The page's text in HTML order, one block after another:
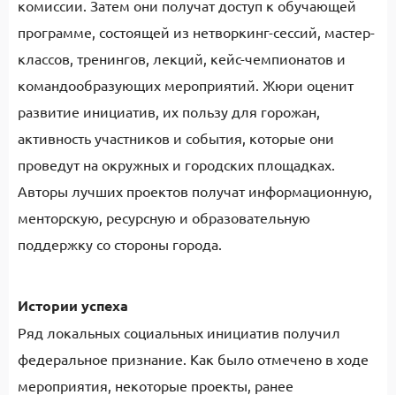
комиссии. Затем они получатдоступ к обучающей
программе, состоящей из нетворкинг-сессий, мастер-
классов, тренингов, лекций, кейс-чемпионатов и
командообразующих мероприятий. Жюри оценит
развитие инициатив, их пользу для горожан,
активность участников и события, которые они
проведут на окружных и городских площадках.
Авторы лучших проектов получат информационную,
менторскую, ресурсную и образовательную
поддержку со стороны города.
Истории успеха
Ряд локальных социальных инициатив получил
федеральное признание. Как было отмечено в ходе
мероприятия, некоторые проекты, ранее